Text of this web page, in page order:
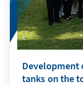
Development
tanks on the